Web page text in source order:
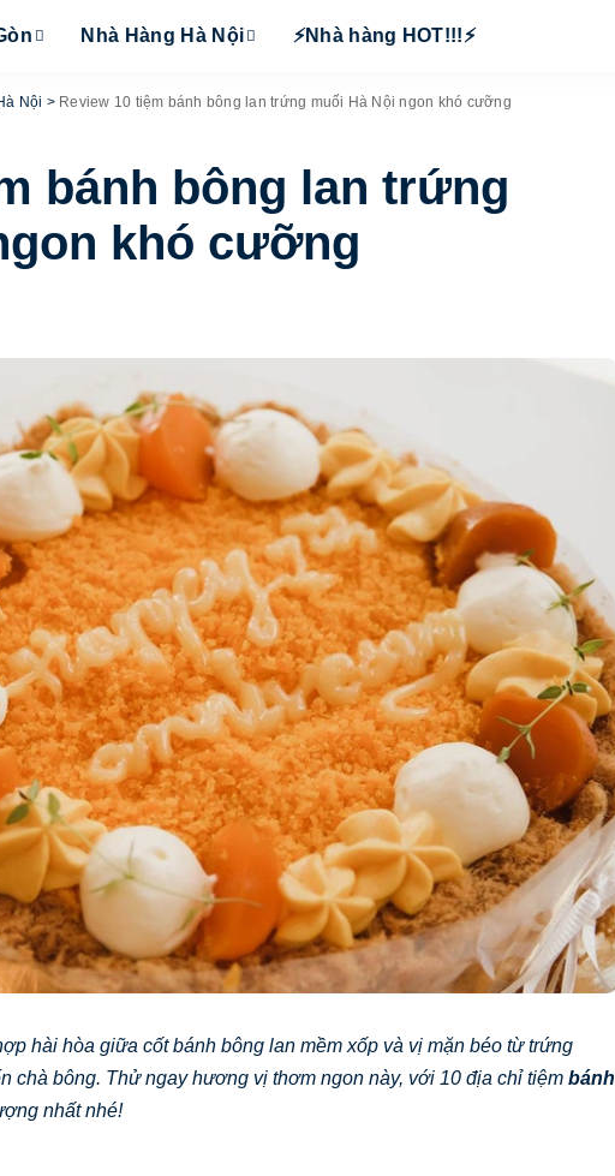
Nhà Hàng Hà Nội ⚡Nhà hàng HOT!!!⚡
Nội > Review 10 tiệm bánh bông lan trứng muối Hà Nội ngon khó cưỡng
bánh bông lan trứng
khó cưỡng
hài hòa giữa cốt bánh bông lan mềm xốp và vị mặn béo từ trứng
chà bông. Thử ngay hương vị thơm ngon này, với 10 địa chỉ tiệm bánh
nhất nhé!